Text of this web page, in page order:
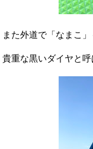
また外道で「なまこ
貴重な黒いダイヤと